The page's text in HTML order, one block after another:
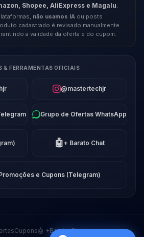
Shopee, AliExpress e Magalu.
não usamos IA ou posts
cadastrado é revisado manualmente
a validade da oferta e do cupom.
& FERRAMENTAS OFICIAIS
@mastertechjr
Grupo de Ofertas WhatsApp
🤖+ Barato Chat
e Cupons (Telegram)
Cupons🤖 +Barato Chat